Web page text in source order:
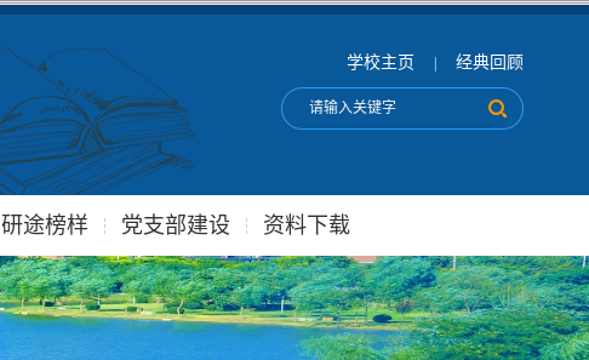
学校主页 经典回顾
研途榜样 党支部建设 资料下载